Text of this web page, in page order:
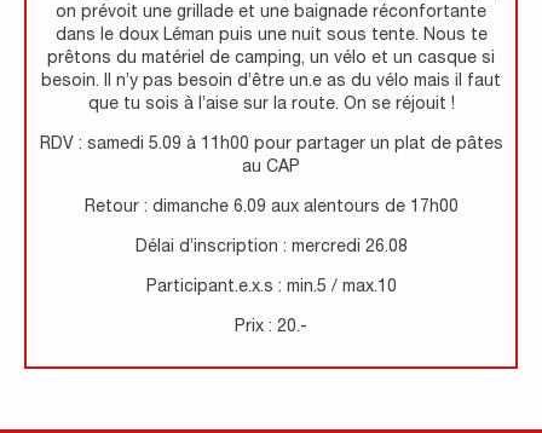
on prévoit une grillade et une baignade réconfortante
dans le doux Léman puis une nuit sous tente. Nous te
prêtons du matériel de camping, un vélo et un casque si
besoin. Il n’y pas besoin d’être un.e as du vélo mais il faut
que tu sois à l’aise sur la route. On se réjouit !
RDV : samedi 5.09 à 11h00 pour partager un plat de pâtes
au CAP
Retour : dimanche 6.09 aux alentours de 17h00
Délai d’inscription : mercredi 26.08
Participant.e.x.s : min.5 / max.10
Prix : 20.-